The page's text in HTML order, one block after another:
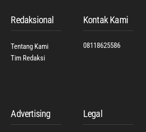
Redaksional
Tentang Kami
Tim Redaksi
Kontak Kami
08118625586
Advertising Legal